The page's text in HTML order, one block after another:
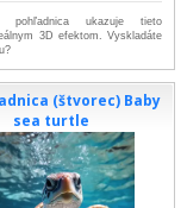
pohľadnica ukazuje tieto
3D efektom. Vyskladáte
(štvorec) Baby
sea turtle